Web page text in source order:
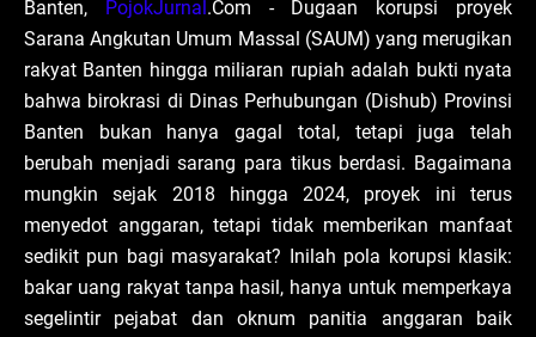
Banten, PojokJurnal .Com - Dugaan korupsi proyek
Sarana Angkutan Umum Massal (SAUM) yang merugikan
rakyat Banten hingga miliaran rupiah adalah bukti nyata
bahwa birokrasi di Dinas Perhubungan (Dishub) Provinsi
Banten bukan hanya gagal total, tetapi juga telah
berubah menjadi sarang para tikus berdasi. Bagaimana
mungkin sejak 2018 hingga 2024, proyek ini terus
menyedot anggaran, tetapi tidak memberikan manfaat
sedikit pun bagi masyarakat? Inilah pola korupsi klasik:
bakar uang rakyat tanpa hasil, hanya untuk memperkaya
segelintir pejabat dan oknum panitia anggaran baik